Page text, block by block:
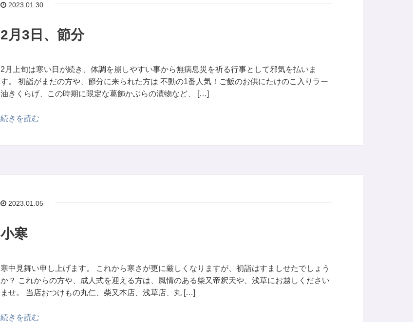
2023.01.30
2月3日、節分
2月上旬は寒い日が続き、体調を崩しやすい事から無病息災を祈る行事として邪気を払いま
す。 初詣がまだの方や、節分に来られた方は 不動の1番人気！ご飯のお供にたけのこ入りラー
油きくらげ、この時期に限定な葛飾かぶらの漬物など、 […]
続きを読む
2023.01.05
小寒
寒中見舞い申し上げます。 これから寒さが更に厳しくなりますが、初詣はすましせたでしょう
か？ これからの方や、成人式を迎える方は、風情のある柴又帝釈天や、浅草にお越しください
ませ。 当店おつけもの丸仁、柴又本店、浅草店、丸 […]
続きを読む